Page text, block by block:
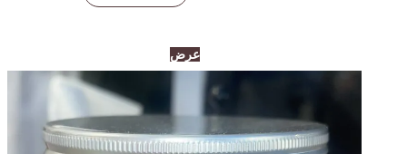
عرض
هو:
150,00د.إ.
السعر
الحالي
هو: